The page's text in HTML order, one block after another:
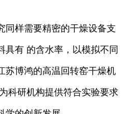
同样需要精密的干燥设备支
具有 的含水率，以模拟不同
苏博鸿的高温回转窑干燥机
科研机构提供符合实验要求